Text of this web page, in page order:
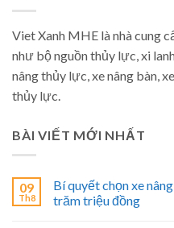
Viet Xanh MHE là nhà cung
như bộ nguồn thủy lực, xi
nâng thủy lực, xe nâng bàn,
thủy lực.
BÀI VIẾT MỚI NHẤT
09
Th8
Bí quyết chọn xe
trăm triệu đồng